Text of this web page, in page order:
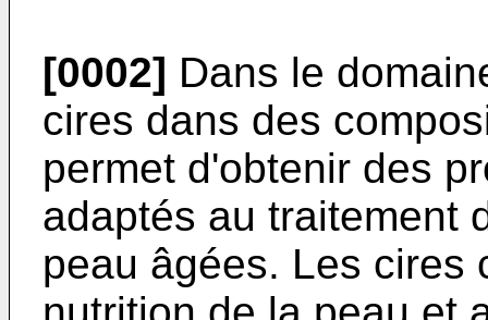
[0002] Dans le
cires dans des
permet d'obtenir des
adaptés au traitement
peau âgées. Les cires